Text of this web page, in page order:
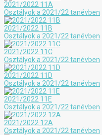
2021/2022 11A
Osztályok a 2021/22 tanévben
2021/2022 11B
Osztályok a 2021/22 tanévben
2021/2022 11C
Osztályok a 2021/22 tanévben
2021/2022 11D
Osztályok a 2021/22 tanévben
2021/2022 11E
Osztályok a 2021/22 tanévben
2021/2022 12A
Osztályok a 2021/22 tanévben